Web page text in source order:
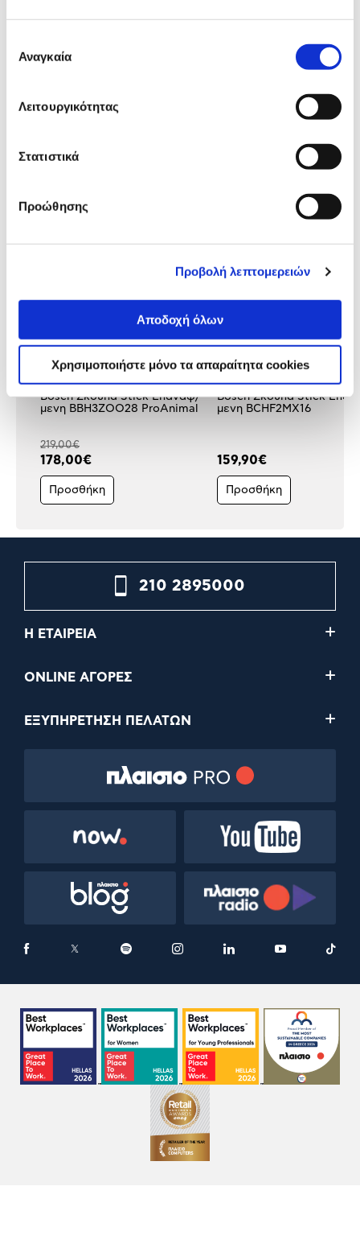
συγκατάθεσης
Αναγκαία
Λειτουργικότητας
Στατιστικά
Προώθησης
Προβολή λεπτομερειών
Αποδοχή όλων
Χρησιμοποιήστε μόνο τα απαραίτητα cookies
Αναλυτική παρουσίαση
Προδιαγραφές
Αξιολογήσεις
Δες τι κλίκαραν όσοι είδαν το ίδιο
προϊόν με εσένα!
Bosch Σκούπα Stick Επαναφ/
μενη BBH3ZOO28 ProAnimal
219,00€
178,00€
Προσθήκη
Bosch Σκούπα Stick
μενη BCHF2MX16
159,90€
Προσθήκη
210 2895000
Η ΕΤΑΙΡΕΙΑ
ONLINE ΑΓΟΡΕΣ
ΕΞΥΠΗΡΕΤΗΣΗ ΠΕΛΑΤΩΝ